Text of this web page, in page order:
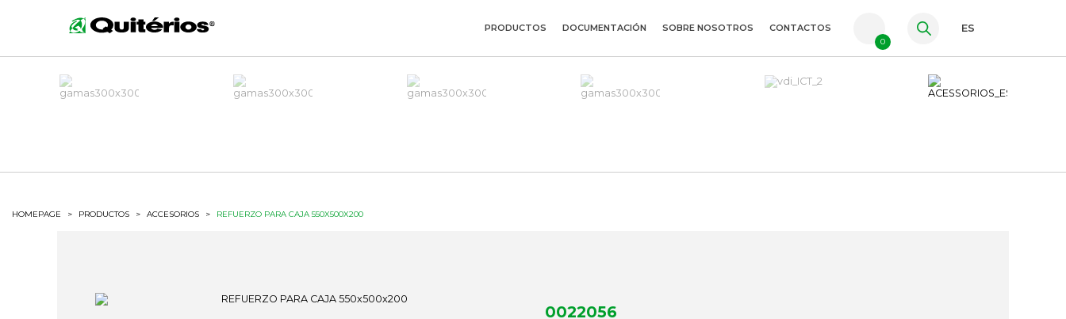
FR
PRODUCTOS DOCUMENTACIÓN SOBRE NOSOTROS CONTACTOS
0
ES
HOMEPAGE > PRODUCTOS > ACCESORIOS > REFUERZO PARA CAJA 550X500X200
0022056